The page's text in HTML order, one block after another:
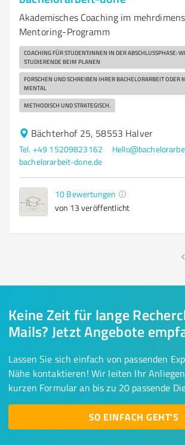
Akademisches Coaching im
Mentoring-Programm
COACHING FÜR STUDENT:INNEN IN DER ABSCHLUSSPHASE:
STUDIERENDE BEIM PLANEN
FORSCHEN UND SCHREIBEN IHRER BACHELORARBEIT ODER
MENTAL
METHODISCH UND STRATEGISCH.
Bächterhof 25, 58553 Halver
Tel. +49 15209823162
bachelorarbeit-done.de
10 Bewertungen
von 13 veröffentlicht
Keine Zeit für lange
Mails? Jetzt Angebote
Lassen Sie sich einfach von passenden
Nähe kontaktieren! Wir leiten Ihr
kurzen Formular an bis zu 20 passende
SO EINFACH GEHT'S